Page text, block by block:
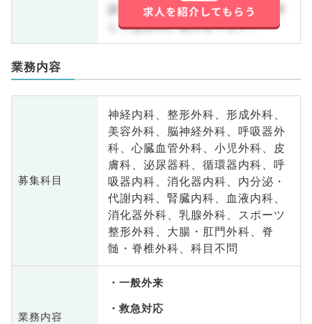
詳しくはお問い合わせ下さい。詳
しくはお問い合わせ下さい。
業務内容
募集科目
神経内科、整形外科、形成外科、
美容外科、脳神経外科、呼吸器外
科、心臓血管外科、小児外科、皮
膚科、泌尿器科、循環器内科、呼
吸器内科、消化器内科、内分泌・
代謝内科、腎臓内科、血液内科、
消化器外科、乳腺外科、スポーツ
整形外科、大腸・肛門外科、脊
髄・脊椎外科、科目不問
業務内容
一般外来
救急対応